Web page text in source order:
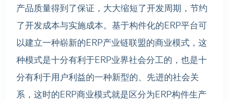
产品质量得到了保证，大大缩短了开发周期，节约
了开发成本与实施成本。基于构件化的ERP平台可
以建立一种崭新的ERP产业链联盟的商业模式，这
种模式是十分有利于ERP业界社会分工的，也是十
分有利于用户利益的一种新型的、先进的社会关
系，这时的ERP商业模式就是区分为ERP构件生产